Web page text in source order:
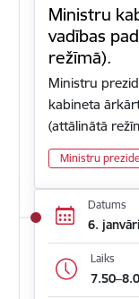
Ministru
vadības
režīmā).
Ministru
kabineta
(attālinātā
Ministru
Datums
6.
Laiks